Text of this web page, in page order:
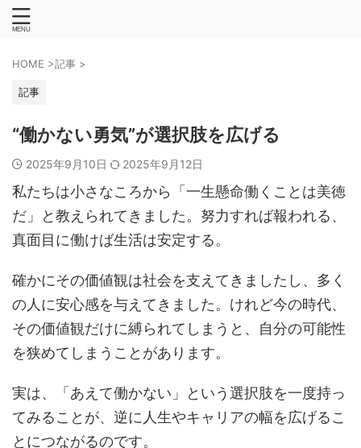
HOME >記事 >
記事
“働かない勇気”が選択肢を広げる
2025年9月10日 2025年9月12日
私たちは小さなころから「一生懸命働くことは美徳
だ」と教えられてきました。努力すれば報われる、
真面目に働けば生活は安定する。
確かにその価値観は社会を支えてきましたし、多く
の人に安心感を与えてきました。けれど今の時代、
その価値観だけに縛られてしまうと、自分の可能性
を狭めてしまうことがあります。
実は、「あえて働かない」という選択肢を一度持っ
てみることが、逆に人生やキャリアの幅を広げるこ
とにつながるのです。